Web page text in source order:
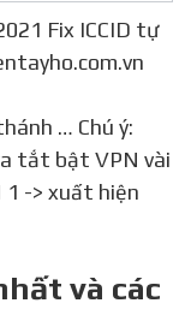
Fix ICCID tự
tắt bật VPN vài
1 -> xuất hiện
và các